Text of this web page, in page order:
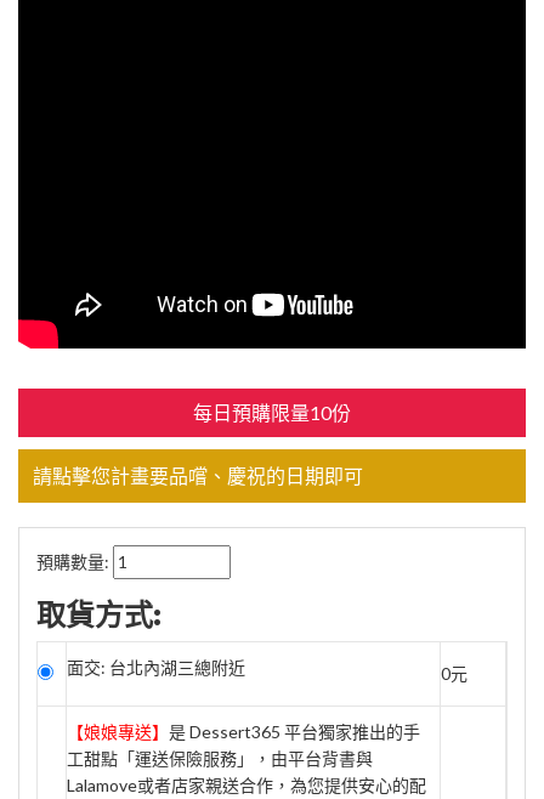
每日預購限量10份
請點擊您計畫要品嚐、慶祝的日期即可
預購數量:
取貨方式:
面交: 台北內湖三總附近 0元
【娘娘專送】 是 Dessert365 平台獨家推出的手
工甜點「運送保險服務」，由平台背書與
Lalamove或者店家親送合作，為您提供安心的配